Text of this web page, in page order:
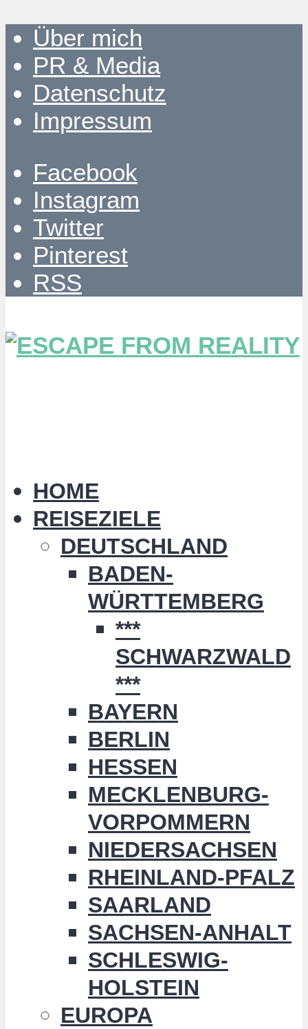
Über mich
PR & Media
Datenschutz
Impressum
Facebook
Instagram
Twitter
Pinterest
RSS
HOME
REISEZIELE
DEUTSCHLAND
BADEN-
WÜRTTEMBERG
***
SCHWARZWALD
***
BAYERN
BERLIN
HESSEN
MECKLENBURG-
VORPOMMERN
NIEDERSACHSEN
RHEINLAND-PFALZ
SAARLAND
SACHSEN-ANHALT
SCHLESWIG-
HOLSTEIN
EUROPA